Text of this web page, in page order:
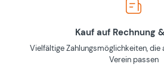
Kauf auf Rechnung
Vielfältige Zahlungsmöglichkeiten, die
Verein passen